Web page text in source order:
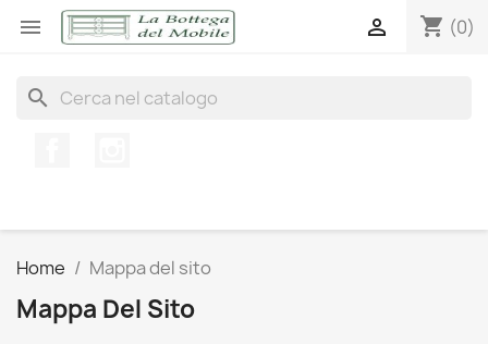
 shopping_cart (0)

search
Home Mappa del sito
Mappa Del Sito